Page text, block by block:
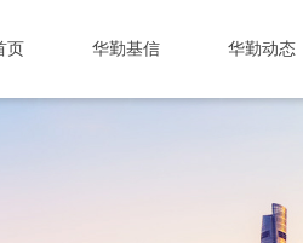
页 华勤基信 华勤动态